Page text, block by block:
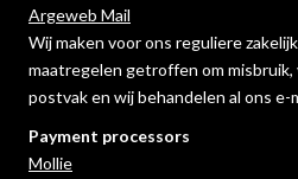
Argeweb Mail
Wij maken voor ons reguliere
maatregelen getroffen om
postvak en wij behandelen al ons
Payment processors
Mollie